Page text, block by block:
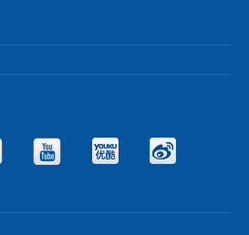
Facebook Twitter LinkedIn YouTube